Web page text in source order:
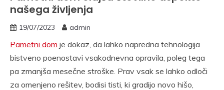
našega življenja
19/07/2023 admin
Pametni dom je dokaz, da lahko napredna tehnologija
bistveno poenostavi vsakodnevna opravila, poleg tega
pa zmanjša mesečne stroške. Prav vsak se lahko odloči
za omenjeno rešitev, bodisi tisti, ki gradijo novo hišo,